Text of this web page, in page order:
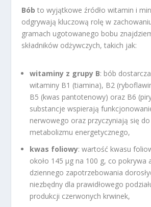
Bób to wyjątkowe źródło witamin i
odgrywają kluczową rolę w
gramach ugotowanego bobu
składników odżywczych, takich jak:
witaminy z grupy B: bób
witaminy B1 (tiamina), B2
B5 (kwas pantotenowy) oraz B6
substancje wspierają
nerwowego oraz przyczyniają się
metabolizmu energetycznego,
kwas foliowy: wartość kwasu
około 145 µg na 100 g, co pokrywa
dziennego zapotrzebowania
niezbędny dla prawidłowego
produkcji czerwonych krwinek,